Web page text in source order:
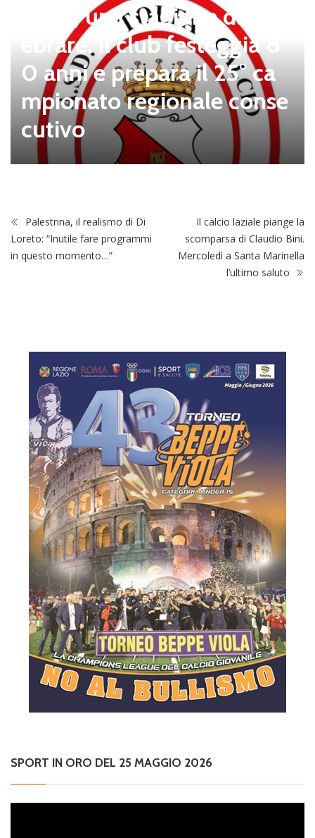
Tolfa, una stagione da cel
ebrare: il club festeggia 8
0 anni e prepara il 25° ca
mpionato regionale conse
cutivo
Palestrina, il realismo di Di
Loreto: “Inutile fare programmi
in questo momento…”
Il calcio laziale piange la
scomparsa di Claudio Bini.
Mercoledì a Santa Marinella
l’ultimo saluto
SPORT IN ORO DEL 25 MAGGIO 2026